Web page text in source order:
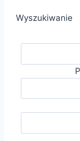
Wyszukiwanie